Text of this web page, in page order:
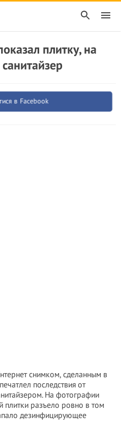
плитку, на
в Facebook
снимком, сделанным в
последствия от
На фотографии
плитки разъело ровно в том
дезинфицирующее